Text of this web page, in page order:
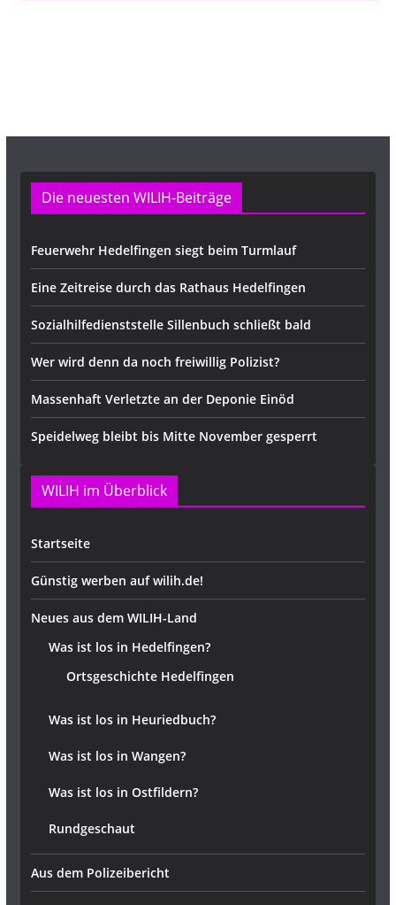
Die neuesten WILIH-Beiträge
Feuerwehr Hedelfingen siegt beim Turmlauf
Eine Zeitreise durch das Rathaus Hedelfingen
Sozialhilfedienststelle Sillenbuch schließt bald
Wer wird denn da noch freiwillig Polizist?
Massenhaft Verletzte an der Deponie Einöd
Speidelweg bleibt bis Mitte November gesperrt
WILIH im Überblick
Startseite
Günstig werben auf wilih.de!
Neues aus dem WILIH-Land
Was ist los in Hedelfingen?
Ortsgeschichte Hedelfingen
Was ist los in Heuriedbuch?
Was ist los in Wangen?
Was ist los in Ostfildern?
Rundgeschaut
Aus dem Polizeibericht